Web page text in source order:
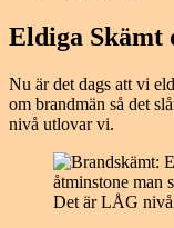
Eldiga Skämt
Nu är det dags att vi
om brandmän så det
nivå utlovar vi.
Det är LÅG nivå